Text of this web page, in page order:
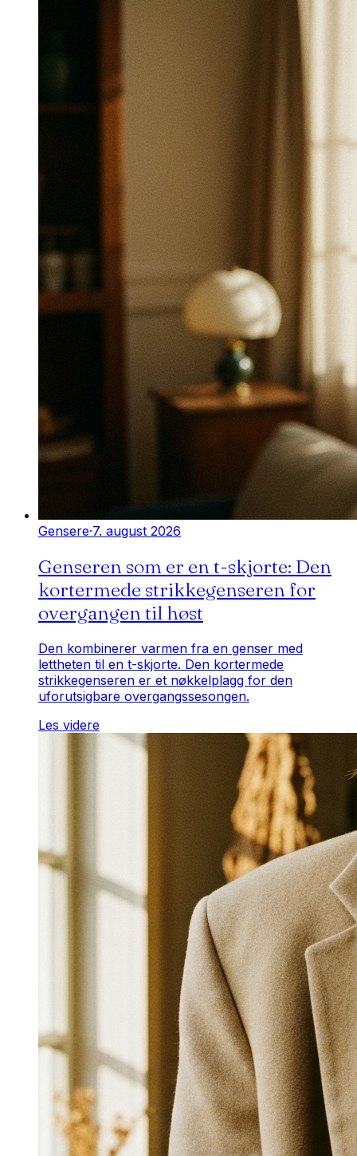
Gensere·7. august 2026
Genseren som er en t-skjorte: Den
kortermede strikkegenseren for
overgangen til høst
Den kombinerer varmen fra en genser med
lettheten til en t-skjorte. Den kortermede
strikkegenseren er et nøkkelplagg for den
uforutsigbare overgangssesongen.
Les videre